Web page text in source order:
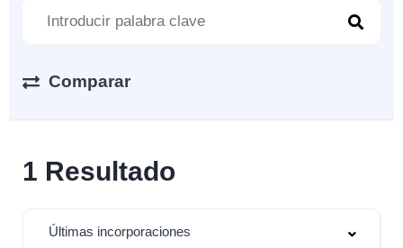
Comparar
1 Resultado
Últimas incorporaciones